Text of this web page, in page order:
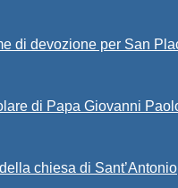
di devozione per San
di Papa Giovanni Paolo
chiesa di Sant’Antonio